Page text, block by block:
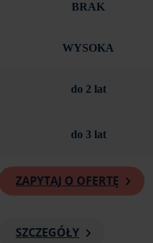
BRAK
WYSOKA
do 2 lat
do 3 lat
ZAPYTAJ O OFERTĘ
SZCZEGÓŁY